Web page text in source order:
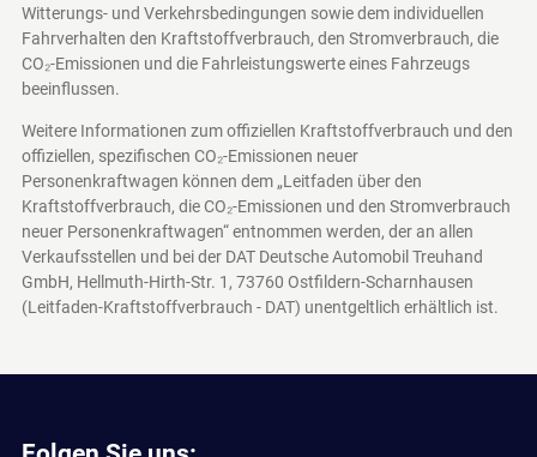
Witterungs- und Verkehrsbedingungen sowie dem individuellen
Fahrverhalten den Kraftstoffverbrauch, den Stromverbrauch, die
CO₂-Emissionen und die Fahrleistungswerte eines Fahrzeugs
beeinflussen.
Weitere Informationen zum offiziellen Kraftstoffverbrauch und den
offiziellen, spezifischen CO₂-Emissionen neuer
Personenkraftwagen können dem „Leitfaden über den
Kraftstoffverbrauch, die CO₂-Emissionen und den Stromverbrauch
neuer Personenkraftwagen“ entnommen werden, der an allen
Verkaufsstellen und bei der DAT Deutsche Automobil Treuhand
GmbH, Hellmuth-Hirth-Str. 1, 73760 Ostfildern-Scharnhausen
(Leitfaden-Kraftstoffverbrauch - DAT) unentgeltlich erhältlich ist.